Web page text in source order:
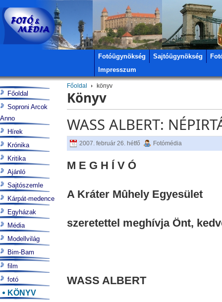
Fotóügynökség Sajtóügynökség
Impresszum
Főoldal könyv
Könyv
WASS ALBERT:
2007. február 26. hétfő Fotómédia
M E G H Í V Ó
A Kráter Mûhely Egyesület
szeretettel meghívja Önt,
WASS ALBERT
Főoldal
Soproni Arcok
Anno
Hírek
Krónika
Kritika
Ajánló
Sajtószemle
Kárpát-medence
Egyházak
Média
Modellvilág
Bim-Bam
film
fotó
KÖNYV